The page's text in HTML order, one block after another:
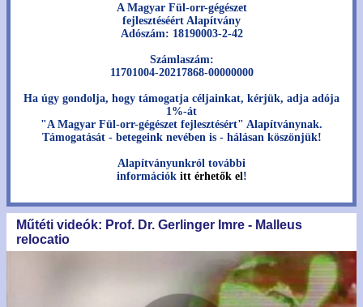
A Magyar Fül-orr-gégészet
fejlesztéséért Alapítvány
Adószám: 18190003-2-42
Számlaszám:
11701004-20217868-00000000
Ha úgy gondolja, hogy támogatja céljainkat, kérjük, adja adója
1%-át
"A Magyar Fül-orr-gégészet fejlesztésért" Alapítványnak.
Támogatását - betegeink nevében is - hálásan köszönjük!
Alapítványunkról további
információk itt érhetők el!
Műtéti videók: Prof. Dr. Gerlinger Imre - Malleus
relocatio